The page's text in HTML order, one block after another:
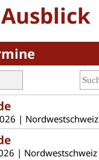
Ausblick
| Nordwestschweiz
| Nordwestschweiz